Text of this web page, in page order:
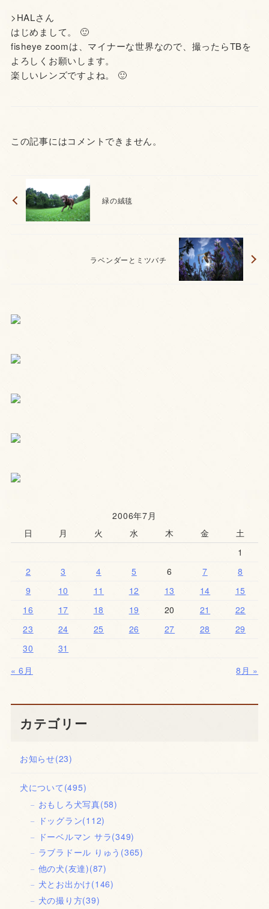
>HALさん
はじめまして。 🙂
fisheye zoomは、マイナーな世界なので、撮ったらTBを
よろしくお願いします。
楽しいレンズですよね。 🙂
この記事にはコメントできません。
緑の絨毯
ラベンダーとミツバチ
2006年7月
日
月 火 水 木 金
土
1
2
3 4 5 6 7
8
9
10 11 12 13 14
15
16
17 18 19 20 21
22
23
24 25 26 27 28
29
30
31
« 6月
8月 »
カテゴリー
お知らせ(23)
犬について (495)
おもしろ犬写真(58)
ドッグラン(112)
ドーベルマン サラ(349)
ラブラドール りゅう (365)
他の犬(友達)(87)
犬とお出かけ(146)
犬の撮り方(39)